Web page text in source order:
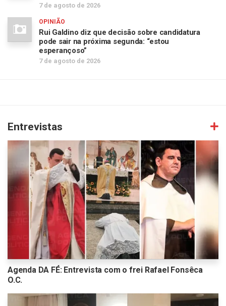
7 de agosto de 2026
OPINIÃO
Rui Galdino diz que decisão sobre candidatura
pode sair na próxima segunda: “estou
esperançoso”
7 de agosto de 2026
Entrevistas
Agenda DA FÉ: Entrevista com o frei Rafael Fonsêca
O.C.